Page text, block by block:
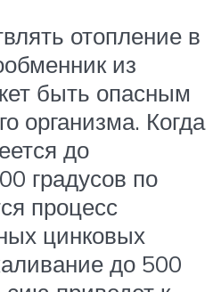
отопление в
из
быть опасным
организма. Когда
до
градусов по
процесс
цинковых
до 500